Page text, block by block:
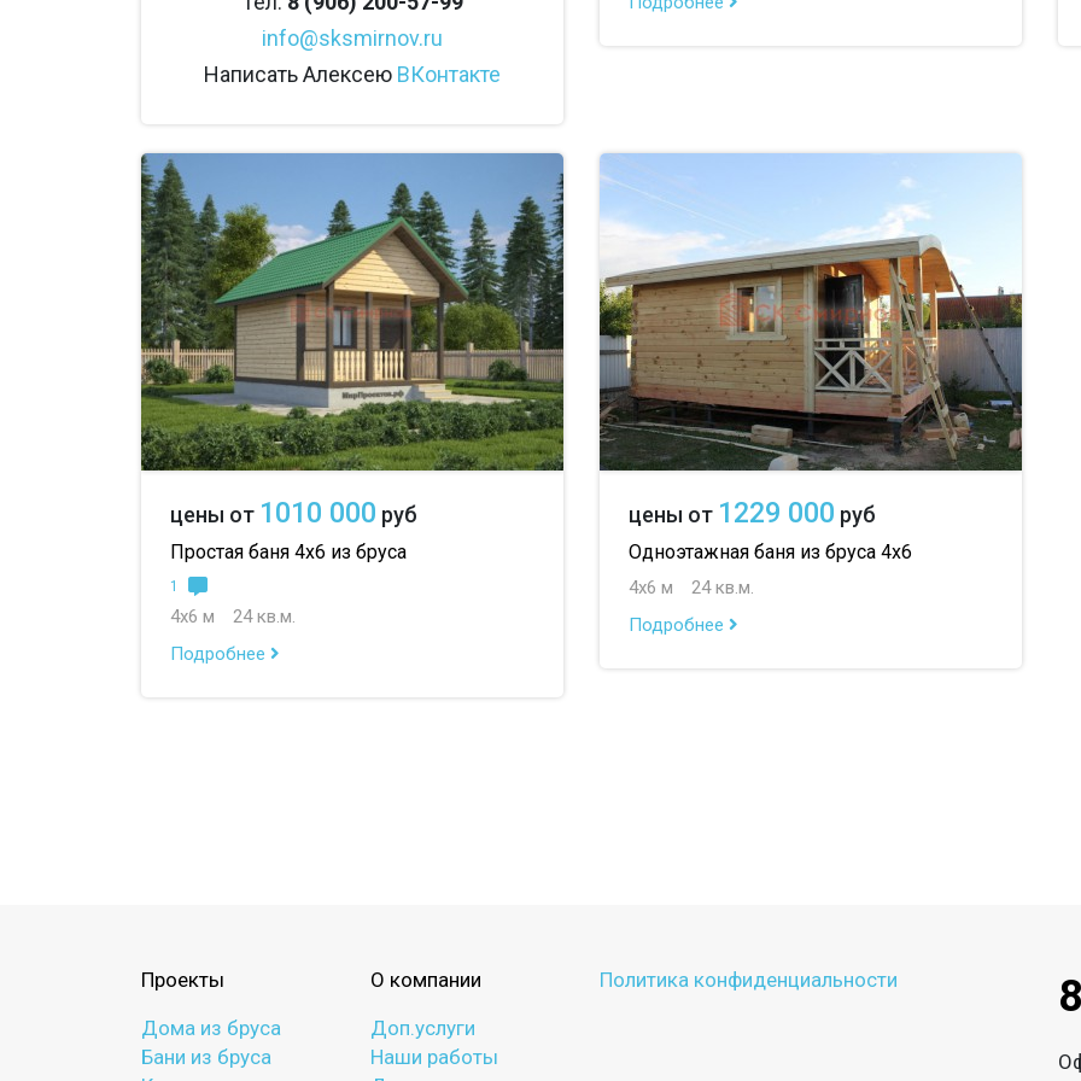
info@sksmirnov.ru
Написать Алексею ВКонтакте
цены от 1010 000 руб
Простая баня 4х6 из бруса
1
4х6 м
24 кв.м.
Подробнее
цены от 1229 000 руб
Одноэтажная баня из бруса 4х6
4х6 м
24 кв.м.
Подробнее
Проекты
Дома из бруса
Бани из бруса
О компании
Доп.услуги
Наши работы
Политика конфиденциальности